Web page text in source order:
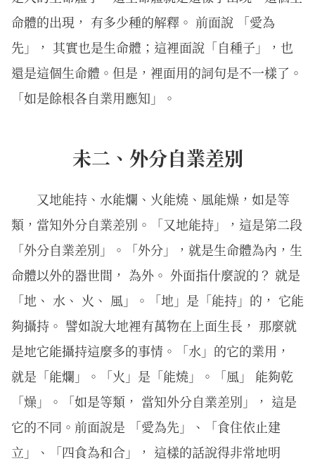
命體的出現， 有多少種的解釋。 前面說 「愛為
先」， 其實也是生命體；這裡面說「自種子」，也
還是這個生命體。但是，裡面用的詞句是不一樣了。
「如是餘根各自業用應知」。
未二、外分自業差別
又地能持、水能爛、火能燒、風能燥，如是等
類，當知外分自業差別。「又地能持」，這是第二段
「外分自業差別」。「外分」，就是生命體為內，生
命體以外的器世間， 為外。 外面指什麼說的？ 就是
「地、 水、 火、 風」。「地」是「能持」的， 它能
夠攝持。 譬如說大地裡有萬物在上面生長， 那麼就
是地它能攝持這麼多的事情。「水」的它的業用，
就是「能爛」。「火」是「能燒」。「風」 能夠乾
「燥」。「如是等類， 當知外分自業差別」， 這是
它的不同。前面說是 「愛為先」、「食住依止建
立」、「四食為和合」， 這樣的話說得非常地明